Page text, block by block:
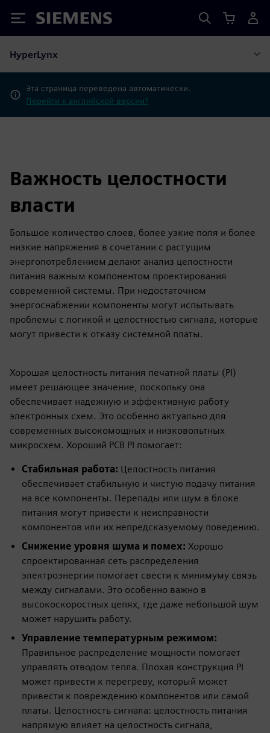
Siemens
HyperLynx
Эта страница переведена автоматически.
Перейти к английской версии?
Важность целостности
власти
Большое количество слоев, более узкие поля и более
низкие напряжения в сочетании с растущим
энергопотреблением делают анализ целостности
питания важным компонентом проектирования
современной системы. При недостаточном
энергоснабжении компоненты могут испытывать
проблемы с логикой и целостностью сигнала, которые
могут привести к отказу системной платы.
Хорошая целостность питания печатной платы (PI)
имеет решающее значение, поскольку она
обеспечивает надежную и эффективную работу
электронных схем. Это особенно актуально для
современных высокомощных и низковольтных
микросхем. Хороший PCB PI помогает:
Стабильная работа: Целостность питания
обеспечивает стабильную и чистую подачу питания
на все компоненты. Перепады или шум в блоке
питания могут привести к неисправности
компонентов или их непредсказуемому поведению.
Снижение уровня шума и помех: Хорошо
спроектированная сеть распределения
электроэнергии помогает свести к минимуму связь
между сигналами. Это особенно важно в
высокоскоростных цепях, где даже небольшой шум
может нарушить работу.
Управление температурным режимом:
Правильное распределение мощности помогает
управлять отводом тепла. Плохая конструкция PI
может привести к перегреву, который может
привести к повреждению компонентов или самой
платы. Целостность сигнала: целостность питания
напрямую влияет на целостность сигнала,